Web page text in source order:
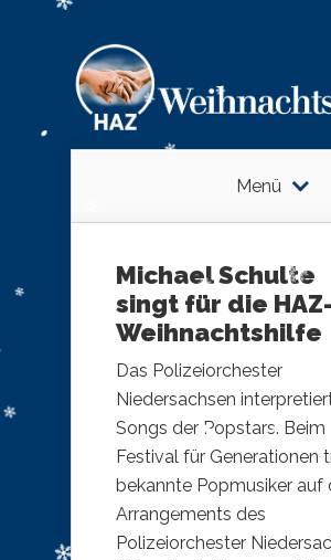
Menü
Michael Schulte
singt für die HAZ-
Weihnachtshilfe
Das Polizeiorchester
Niedersachsen
Songs der Popstars. Beim
Festival für Generationen
bekannte Popmusiker auf
Arrangements des
Polizeiorchester